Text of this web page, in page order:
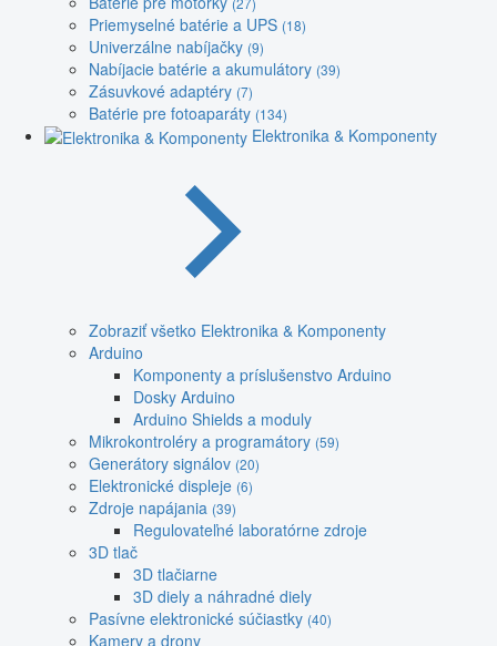
Priemyselné batérie a UPS (18)
Univerzálne nabíjačky (9)
Nabíjacie batérie a akumulátory (39)
Zásuvkové adaptéry (7)
Batérie pre fotoaparáty (134)
Elektronika & Komponenty
Zobraziť všetko Elektronika & Komponenty
Arduino
Komponenty a príslušenstvo Arduino
Dosky Arduino
Arduino Shields a moduly
Mikrokontroléry a programátory (59)
Generátory signálov (20)
Elektronické displeje (6)
Zdroje napájania (39)
Regulovateľné laboratórne zdroje
3D tlač
3D tlačiarne
3D diely a náhradné diely
Pasívne elektronické súčiastky (40)
Kamery a drony